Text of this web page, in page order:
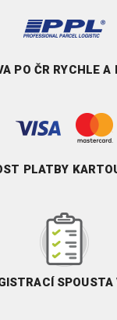
PO ČR RYCHLE A
PLATBY
SPOUSTA